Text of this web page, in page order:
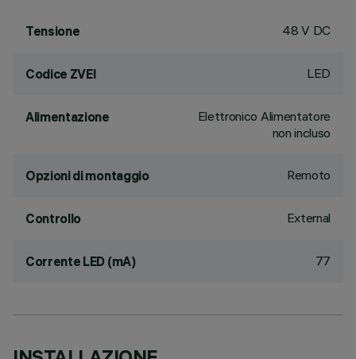
Tensione 48 V DC
Codice ZVEI LED
Alimentazione
Elettronico Alimentatore
non incluso
Opzioni di montaggio Remoto
Controllo External
Corrente LED (mA) 77